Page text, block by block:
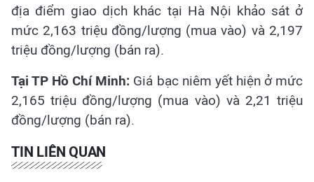
địa điểm giao dịch khác tại Hà Nội khảo sát ở
mức 2,163 triệu đồng/lượng (mua vào) và 2,197
triệu đồng/lượng (bán ra).
Tại TP Hồ Chí Minh: Giá bạc niêm yết hiện ở mức
2,165 triệu đồng/lượng (mua vào) và 2,21 triệu
đồng/lượng (bán ra).
TIN LIÊN QUAN